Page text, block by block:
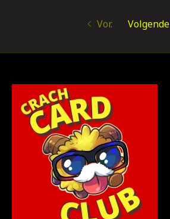
Vor. Volgende